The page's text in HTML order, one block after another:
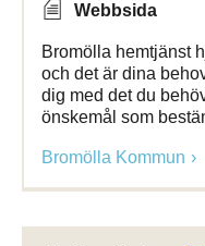
Webbsida
Bromölla hemtjänst
och det är dina
dig med det du
önskemål som
Bromölla Kommun